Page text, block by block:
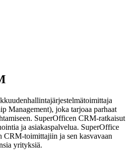
Management), joka tarjoaa parhaat
SuperOfficen CRM-ratkaisut
ja asiakaspalvelua. SuperOffice
toimittajiin ja sen kasvavaan
yrityksiä.